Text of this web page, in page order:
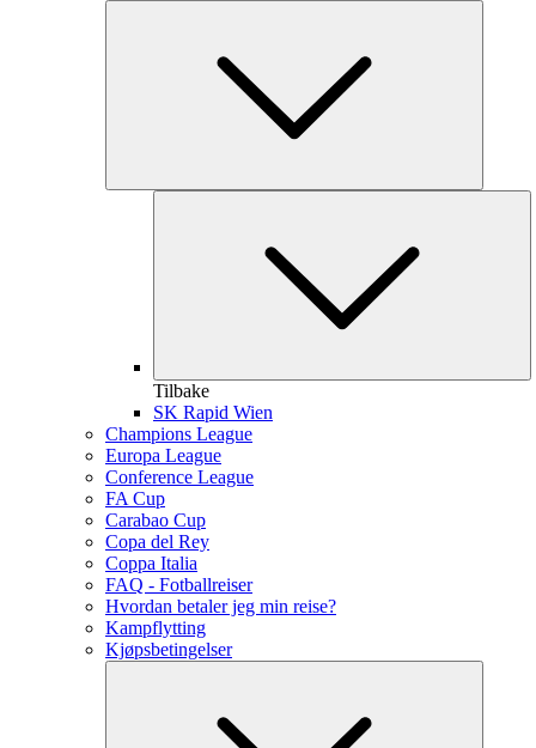
Tilbake
SK Rapid Wien
Champions League
Europa League
Conference League
FA Cup
Carabao Cup
Copa del Rey
Coppa Italia
FAQ - Fotballreiser
Hvordan betaler jeg min reise?
Kampflytting
Kjøpsbetingelser